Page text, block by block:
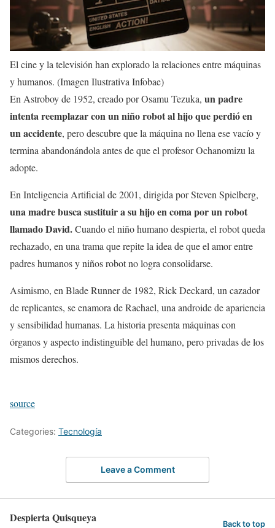
El cine y la televisión han explorado la relaciones entre máquinas
y humanos. (Imagen Ilustrativa Infobae)
En Astroboy de 1952, creado por Osamu Tezuka, un padre
intenta reemplazar con un niño robot al hijo que perdió en
un accidente, pero descubre que la máquina no llena ese vacío y
termina abandonándola antes de que el profesor Ochanomizu la
adopte.
En Inteligencia Artificial de 2001, dirigida por Steven Spielberg,
una madre busca sustituir a su hijo en coma por un robot
llamado David.Cuando el niño humano despierta, el robot queda
rechazado, en una trama que repite la idea de que el amor entre
padres humanos y niños robot no logra consolidarse.
Asimismo, en Blade Runner de 1982, Rick Deckard, un cazador
de replicantes, se enamora de Rachael, una androide de apariencia
y sensibilidad humanas. La historia presenta máquinas con
órganos y aspecto indistinguible del humano, pero privadas de los
mismos derechos.
source
Categories: Tecnología
Leave a Comment
Despierta Quisqueya Back to top